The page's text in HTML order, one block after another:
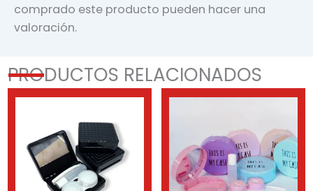
comprado este producto pueden hacer una
valoración.
PRODUCTOS RELACIONADOS